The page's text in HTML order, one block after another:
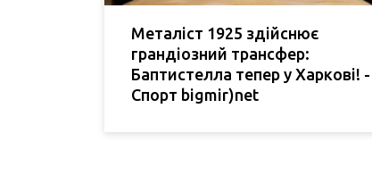
Металіст 1925 здійснює
грандіозний трансфер:
Баптистелла тепер у Харкові! -
Спорт bigmir)net